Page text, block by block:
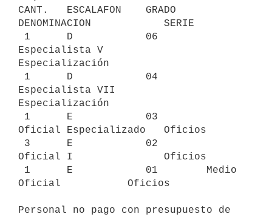
CANT.   ESCALAFON    GRADO
DENOMINACION            SERIE
Especialista V
Especialización
Especialista VII
Especialización
Oficial Especializado   Oficios
Oficial I               Oficios
Oficial           Oficios
Personal no pago con presupuesto de